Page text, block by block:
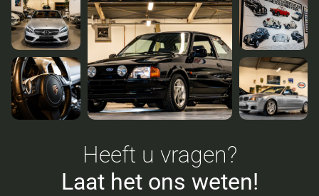
Contact
Heeft u vragen?
Laat het ons weten!